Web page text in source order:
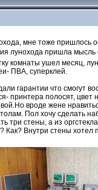
мне тоже
лунохода пришла мысль
комнаты ушел месяц,
ПВА, суперклей.
гарантии что смогут
принтера полосят,
вроде жене
Пол хочу сделать
стены, а из
Внутри стены